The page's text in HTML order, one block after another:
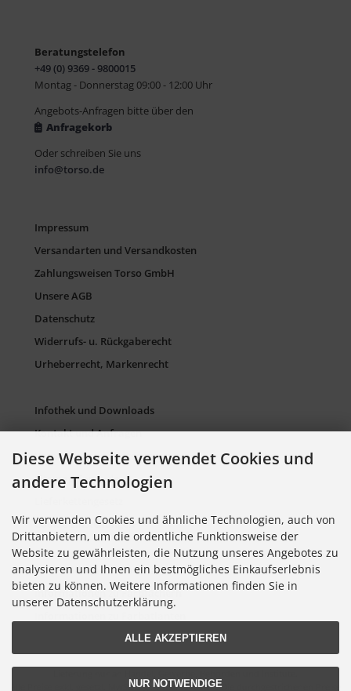
Beratungstelefon
+49 (0) 9369 - 9800015
Montag - Donnerstag 09:00 - 12:00 Uhr
Angebots-Anfragen bitte über den
Anfragekorb
Oder schreiben Sie uns
info@torso.de
Impressum
Versandarten und Versandkosten
Zahlungsweisen Torso GmbH
Unsere AGB
Datenschutz
Widerrufs- u. Rückgaberecht
Urheberrecht, Markenrecht
Infothek und Downloads
Kontakt und Anfragen
Verpackung und Entsorgung
Sitemap Torso.de
Cookie Einstellungen
Informationen zu Farbkarten
Informationen zu Farbfächern
Alle Preise exkl. gesetzl. MwSt. zzgl.Versandkosten. Die durchgestrichenen Preise
Diese Webseite verwendet Cookies und
andere Technologien
Wir verwenden Cookies und ähnliche Technologien, auch von
Drittanbietern, um die ordentliche Funktionsweise der
Website zu gewährleisten, die Nutzung unseres Angebotes zu
analysieren und Ihnen ein bestmögliches Einkaufserlebnis
bieten zu können. Weitere Informationen finden Sie in
unserer Datenschutzerklärung.
ALLE AKZEPTIEREN
NUR NOTWENDIGE